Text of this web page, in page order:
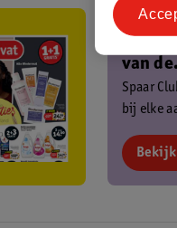
Ben
van de
Club?
Spaar
bij elke